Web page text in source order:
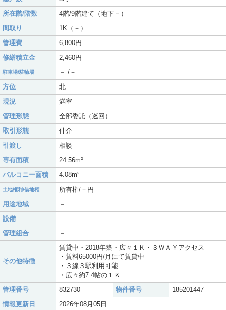
所在階/階数
4階/9階建て（地下－）
間取り
1K（－）
管理費
6,800円
修繕積立金
2,460円
駐車場/駐輪場
－ /－
方位
北
現況
満室
管理形態
全部委託（巡回）
取引形態
仲介
引渡し
相談
専有面積
24.56m²
バルコニー面積
4.08m²
土地権利/借地権
所有権/－円
用途地域
－
設備
管理組合
－
その他特徴
賃貸中・2018年築・広々１Ｋ・３ＷＡＹアクセス
・賃料65000円/月にて賃貸中
・３線３駅利用可能
・広々約7.4帖の１Ｋ
管理番号
832730 物件番号
185201447
情報更新日
2026年08月05日